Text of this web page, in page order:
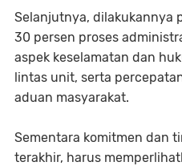
Selanjutnya, dilakukannya
30 persen proses
aspek keselamatan dan
lintas unit, serta
aduan masyarakat.
Sementara komitmen dan
terakhir, harus